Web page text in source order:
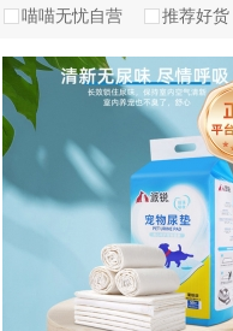
喵喵无忧自营 推荐好货